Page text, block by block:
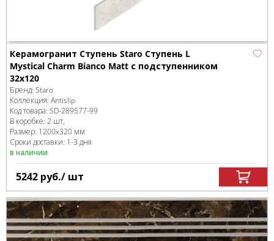
Керамогранит Ступень Staro Ступень L
Mystical Charm Bianco Matt с подступенником
32x120
Бренд: Staro
Коллекция: Antislip
Код товара: SD-289577-99
В коробке: 2 шт,
Размер: 1200x320 мм
Сроки доставки: 1-3 дня
в наличии
5242 руб./ шт